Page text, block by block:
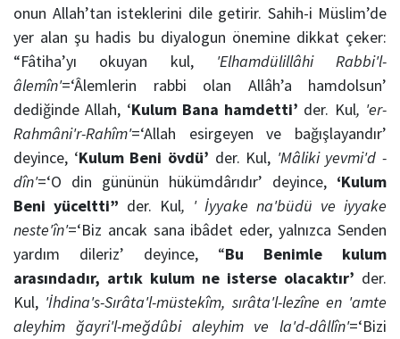
onun Allah’tan isteklerini dile getirir. Sahih-i Müslim’de
yer alan şu hadis bu diyalogun önemine dikkat çeker:
“Fâtiha’yı okuyan kul, 'Elhamdülillâhi Rabbi'l-
âlemîn'=‘Âlemlerin rabbi olan Allâh’a hamdolsun’
dediğinde Allah, ‘Kulum Bana hamdetti’ der. Kul, 'er-
Rahmâni'r-Rahîm'=‘Allah esirgeyen ve bağışlayandır’
deyince, ‘Kulum Beni övdü’ der. Kul, 'Mâliki yevmi'd -
dîn'=‘O din gününün hükümdârıdır’ deyince, ‘Kulum
Beni yüceltti” der. Kul, ' İyyake na'büdü ve iyyake
neste'în'=‘Biz ancak sana ibâdet eder, yalnızca Senden
yardım dileriz’ deyince, “Bu Benimle kulum
arasındadır, artık kulum ne isterse olacaktır’ der.
Kul, 'İhdina's-Sırâta'l-müstekîm, sırâta'l-lezîne en 'amte
aleyhim ğayri'l-meğdûbi aleyhim ve la'd-dâllîn'=‘Bizi